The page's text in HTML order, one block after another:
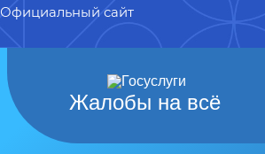
Официальный сайт
Жалобы на всё